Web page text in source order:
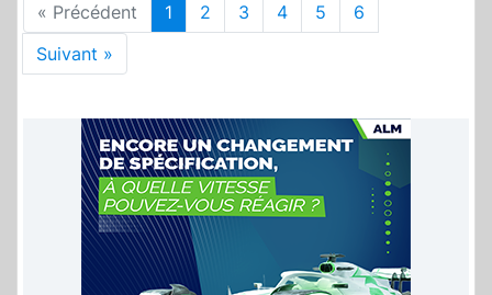
« Précédent 1 2 3 4 5
6
Suivant »